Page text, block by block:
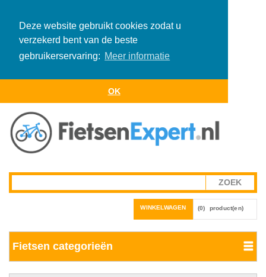
Deze website gebruikt cookies zodat u
verzekerd bent van de beste
gebruikerservaring: Meer informatie
OK
WINKELWAGEN (0) product(en)
Fietsen categorieën